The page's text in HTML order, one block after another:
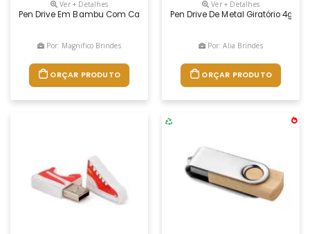
Ver + Detalhes
Pen Drive Em Bambu Com Capacidade De 8gb. 59 X 19 X 12 Mm.
Por: Magnifico Brindes
ORÇAR PRODUTO
Ver + Detalhes
Pen Drive De Metal Giratório 4gb/
Por: Alia Brindes
ORÇAR PRODUTO